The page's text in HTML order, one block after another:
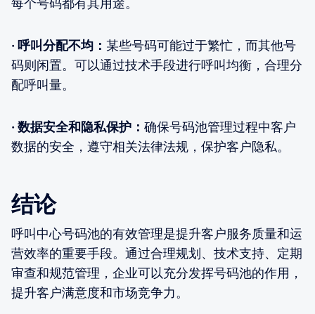
每个号码都有其用途。
· 呼叫分配不均： 某些号码可能过于繁忙，而其他号
码则闲置。可以通过技术手段进行呼叫均衡，合理分
配呼叫量。
· 数据安全和隐私保护： 确保号码池管理过程中客户
数据的安全，遵守相关法律法规，保护客户隐私。
结论
呼叫中心号码池的有效管理是提升客户服务质量和运
营效率的重要手段。通过合理规划、技术支持、定期
审查和规范管理，企业可以充分发挥号码池的作用，
提升客户满意度和市场竞争力。